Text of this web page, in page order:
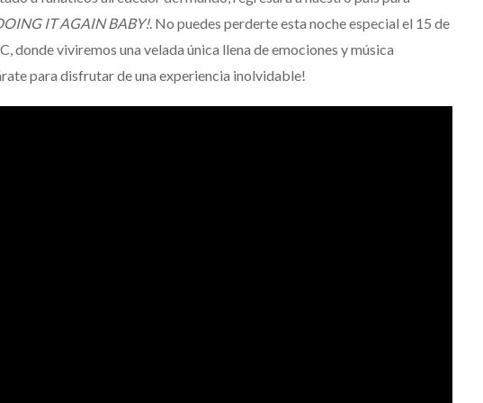
IT AGAIN BABY!. No puedes perderte esta noche especial el 15 de
donde viviremos una velada única llena de emociones y música
para disfrutar de una experiencia inolvidable!
Edwin Jimenez Julio 13, 2026